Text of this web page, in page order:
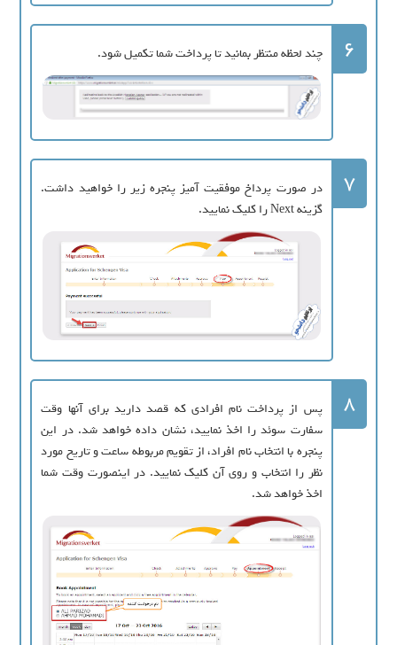
6 چند لحظه منتظر بمانید تا پرداخت شما تکمیل شود.
7
در صورت پرداخ موفقیت آمیز پنجره زیر را خواهید داشت.
گزینه Next را کلیک نمایید.
8
پس از پرداخت نام افرادی که قصد دارید برای آنها وقت
سفارت سوئد را اخذ نمایید، نشان داده خواهد شد. در این
پنجره با انتخاب نام افراد، از تقویم مربوطه ساعت و تاریخ مورد
نظر را انتخاب و روی آن کلیک نمایید. در اینصورت وقت شما
اخذ خواهد شد.